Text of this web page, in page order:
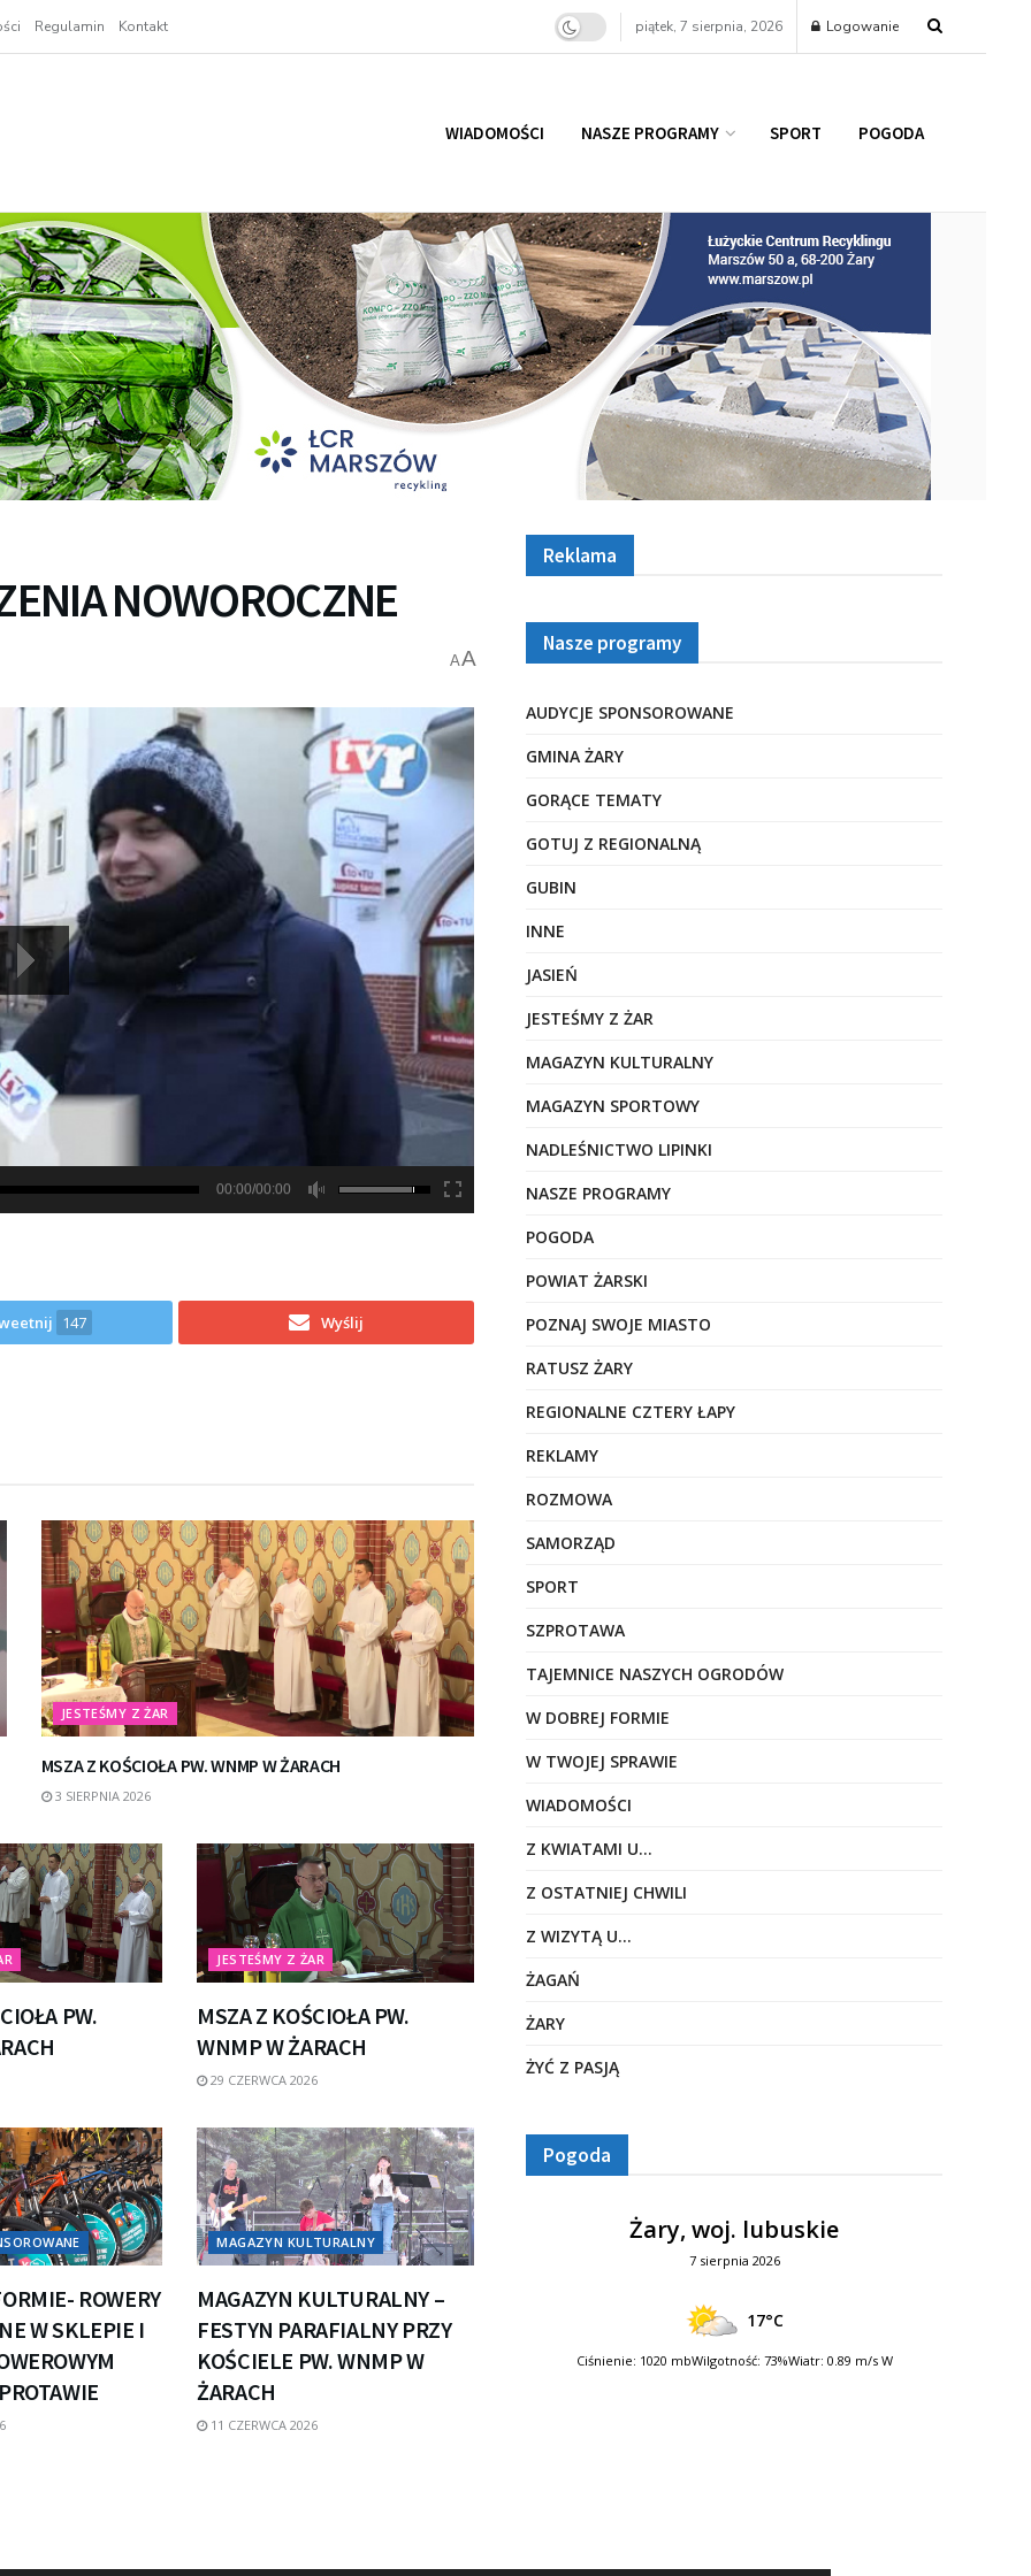
Regulamin Kontakt piątek, 7 sierpnia, 2026 Logowanie
WIADOMOŚCI NASZE PROGRAMY SPORT POGODA
NOWOROCZNE
AA
00:00/00:00
147 Wyślij
JESTEŚMY Z ŻAR
MSZA Z KOŚCIOŁA PW. WNMP W ŻARACH
3 SIERPNIA 2026
PW.
JESTEŚMY Z ŻAR
MSZA Z KOŚCIOŁA PW.
WNMP W ŻARACH
29 CZERWCA 2026
ROWERY
W SKLEPIE I
MAGAZYN KULTURALNY
MAGAZYN KULTURALNY –
FESTYN PARAFIALNY PRZY
KOŚCIELE PW. WNMP W
ŻARACH
11 CZERWCA 2026
Reklama
Nasze programy
AUDYCJE SPONSOROWANE
GMINA ŻARY
GORĄCE TEMATY
GOTUJ Z REGIONALNĄ
GUBIN
INNE
JASIEŃ
JESTEŚMY Z ŻAR
MAGAZYN KULTURALNY
MAGAZYN SPORTOWY
NADLEŚNICTWO LIPINKI
NASZE PROGRAMY
POGODA
POWIAT ŻARSKI
POZNAJ SWOJE MIASTO
RATUSZ ŻARY
REGIONALNE CZTERY ŁAPY
REKLAMY
ROZMOWA
SAMORZĄD
SPORT
SZPROTAWA
TAJEMNICE NASZYCH OGRODÓW
W DOBREJ FORMIE
W TWOJEJ SPRAWIE
WIADOMOŚCI
Z KWIATAMI U…
Z OSTATNIEJ CHWILI
Z WIZYTĄ U…
ŻAGAŃ
ŻARY
ŻYĆ Z PASJĄ
Pogoda
Żary, woj. lubuskie
7 sierpnia 2026
17°C
Ciśnienie: 1020 mbWilgotność: 73%Wiatr: 0.89 m/s W